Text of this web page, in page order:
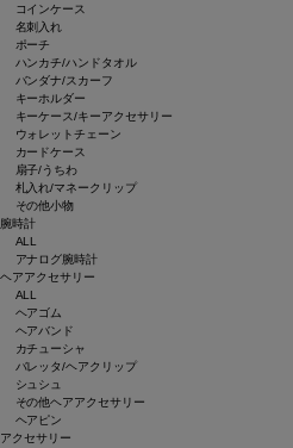
コインケース
名刺入れ
ポーチ
ハンカチ/ハンドタオル
バンダナ/スカーフ
キーホルダー
キーケース/キーアクセサリー
ウォレットチェーン
カードケース
扇子/うちわ
札入れ/マネークリップ
その他小物
腕時計
ALL
アナログ腕時計
ヘアアクセサリー
ALL
ヘアゴム
ヘアバンド
カチューシャ
バレッタ/ヘアクリップ
シュシュ
その他ヘアアクセサリー
ヘアピン
アクセサリー